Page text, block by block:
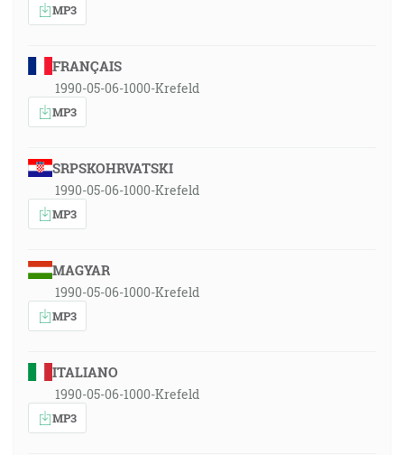
MP3
FRANÇAIS
1990-05-06-1000-Krefeld
MP3
SRPSKOHRVATSKI
1990-05-06-1000-Krefeld
MP3
MAGYAR
1990-05-06-1000-Krefeld
MP3
ITALIANO
1990-05-06-1000-Krefeld
MP3